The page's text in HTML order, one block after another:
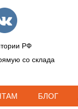
РФ
со склада
БЛОГ